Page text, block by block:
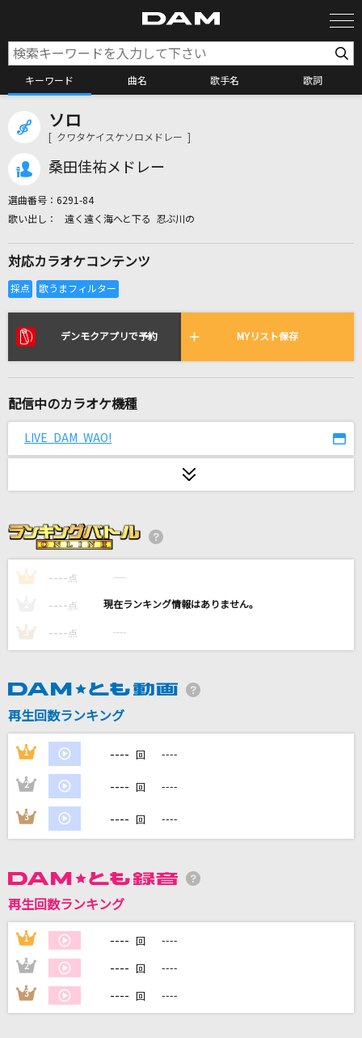
キーワード 曲名 歌手名 歌詞
リアルタイムで歌われている曲の一覧
こまりわらい
[生音]プレイバックPart2
[生音]YELL
いきものがかり
SixTONES
清水翔太
[生音]歌うたいのバラッド
斉藤和義
カーストルーム
ZAQ
五十嵐ハル
アカシア(ポケモンスペシャルMV「GOTCHA！」
ver.)
BUMP OF CHICKEN
もっと見る
ソロ
[ クワタケイスケソロメドレー ]
桑田佳祐メドレー
選曲番号： 6291-84
遠く遠く海へと下る 忍ぶ川の
対応カラオケコンテンツ
デンモクアプリで予約 MYリスト保存
配信中のカラオケ機種
LIVE DAM WAO!
1 ---- 点 ----
---- 点 ----
3 ---- 点 ----
再生回数ランキング
1 ---- 回 ----
2 ---- 回 ----
3 ---- 回 ----
再生回数ランキング
1 ---- 回 ----
2 ---- 回 ----
3 ---- 回 ----